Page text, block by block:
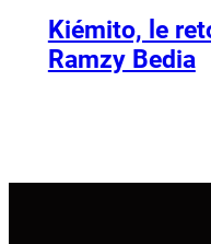
Kiémito, le
Ramzy Bedia